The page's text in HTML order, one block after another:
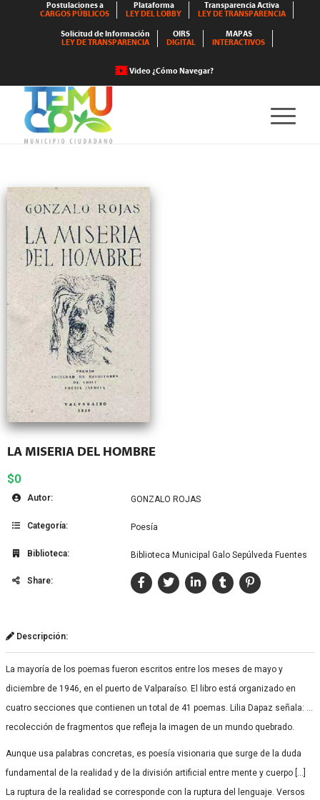
Postulaciones a
CARGOS PÚBLICOS
Plataforma
LEY DEL LOBBY
Transparencia Activa
LEY DE TRANSPARENCIA
Solicitud de Información
LEY DE TRANSPARENCIA
OIRS
DIGITAL
MAPAS
INTERACTIVOS
Video ¿Cómo Navegar?
LA MISERIA DEL HOMBRE
$0
Autor: GONZALO ROJAS
Categoría: Poesía
Biblioteca: Biblioteca Municipal Galo Sepúlveda Fuentes
Share:
Descripción:
La mayoría de los poemas fueron escritos entre los meses de mayo y
diciembre de 1946, en el puerto de Valparaíso. El libro está organizado en
cuatro secciones que contienen un total de 41 poemas. Lilia Dapaz señala: …
recolección de fragmentos que refleja la imagen de un mundo quebrado.
Aunque usa palabras concretas, es poesía visionaria que surge de la duda
fundamental de la realidad y de la división artificial entre mente y cuerpo […]
La ruptura de la realidad se corresponde con la ruptura del lenguaje. Versos